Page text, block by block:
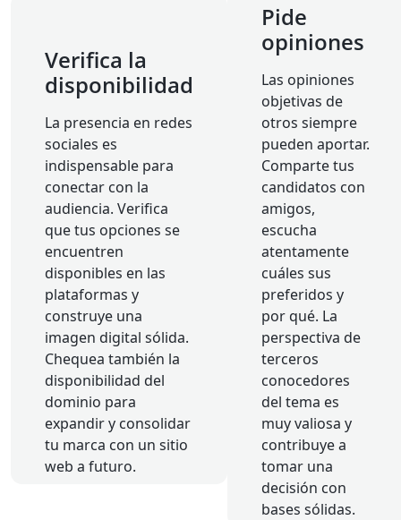
Verifica la
disponibilidad
La presencia en redes
sociales es
indispensable para
conectar con la
audiencia. Verifica
que tus opciones se
encuentren
disponibles en las
plataformas y
construye una
imagen digital sólida.
Chequea también la
disponibilidad del
dominio para
expandir y consolidar
tu marca con un sitio
web a futuro.
Pide
opiniones
Las opiniones
objetivas de
otros siempre
pueden aportar.
Comparte tus
candidatos con
amigos,
escucha
atentamente
cuáles sus
preferidos y
por qué. La
perspectiva de
terceros
conocedores
del tema es
muy valiosa y
contribuye a
tomar una
decisión con
bases sólidas.